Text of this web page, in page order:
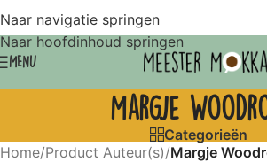
Naar navigatie springen
Naar hoofdinhoud springen
MENU
Margje
Categorieën
Home/Product Auteur(s)/Margje